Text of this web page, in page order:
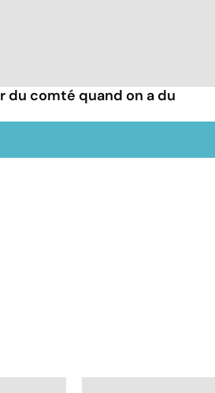
du comté quand on a du